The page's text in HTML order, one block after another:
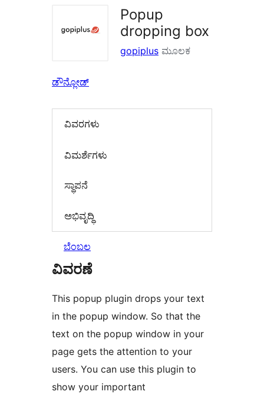
Popup
dropping box
gopiplus ಮೂಲಕ
ಡೌನ್ಲೋಡ್
ವಿವರಗಳು
‍ವಿಮರ್ಶೆಗಳು‍
ಸ್ಥಾಪನೆ
ಅಭಿವೃದ್ಧಿ
ಬೆಂಬಲ
ವಿವರಣೆ
This popup plugin drops your text
in the popup window. So that the
text on the popup window in your
page gets the attention to your
users. You can use this plugin to
show your important